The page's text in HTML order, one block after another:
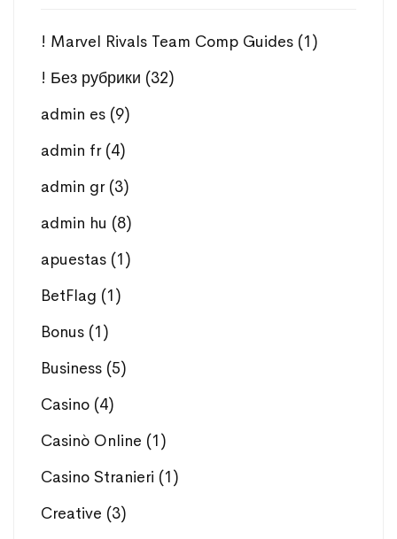
! Marvel Rivals Team Comp Guides (1)
! Без рубрики (32)
admin es (9)
admin fr (4)
admin gr (3)
admin hu (8)
apuestas (1)
BetFlag (1)
Bonus (1)
Business (5)
Casino (4)
Casinò Online (1)
Casino Stranieri (1)
Creative (3)